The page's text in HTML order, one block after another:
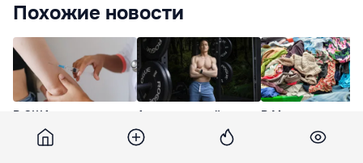
Похожие новости
В США
зафиксировано
рекордное за
Американский
миллионер-биохакер
сообщил о редком
В Молдове
образуется
000 тонн